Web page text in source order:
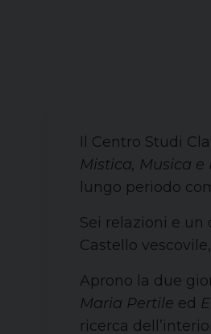
Il Centro Studi
Mistica, Musica e
lungo periodo
Sei relazioni e un
Castello
Aprono la due
Maria Pertile ed
ricerca